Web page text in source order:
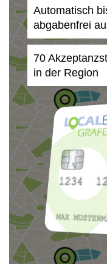
Automatisch
abgabenfrei
70
in der Region